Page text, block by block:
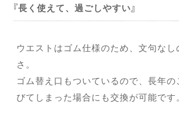
長く使えて、過ごしやすい
ウエストはゴム仕様のため、文句なし
さ。
ゴム替え口もついているので、長年
びてしまった場合にも交換が可能です。